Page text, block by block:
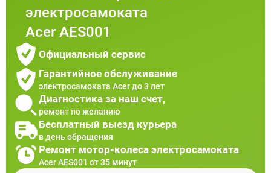
электросамоката
Acer AES001
Официальный сервис
Гарантийное обслуживание
электросамоката Acer до 3 лет
Диагностика за наш счет,
ремонт по желанию
Бесплатный выезд курьера
в день обращения
Ремонт мотор-колеса электросамоката
Acer AES001 от 35 минут